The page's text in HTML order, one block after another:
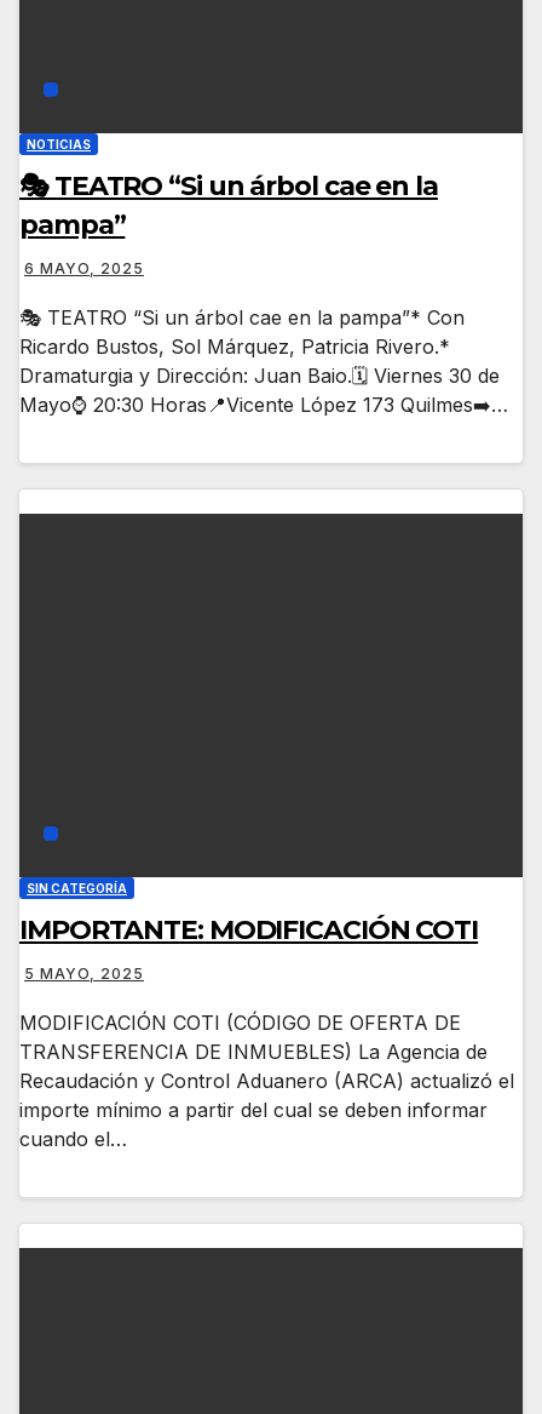
NOTICIAS
🎭 TEATRO “Si un árbol cae en la
pampa”
6 MAYO, 2025
🎭 TEATRO “Si un árbol cae en la pampa”* Con
Ricardo Bustos, Sol Márquez, Patricia Rivero.*
Dramaturgia y Dirección: Juan Baio.🗓️ Viernes 30 de
Mayo⌚ 20:30 Horas📍Vicente López 173 Quilmes➡️…
SIN CATEGORÍA
IMPORTANTE: MODIFICACIÓN COTI
5 MAYO, 2025
MODIFICACIÓN COTI (CÓDIGO DE OFERTA DE
TRANSFERENCIA DE INMUEBLES) La Agencia de
Recaudación y Control Aduanero (ARCA) actualizó el
importe mínimo a partir del cual se deben informar
cuando el…